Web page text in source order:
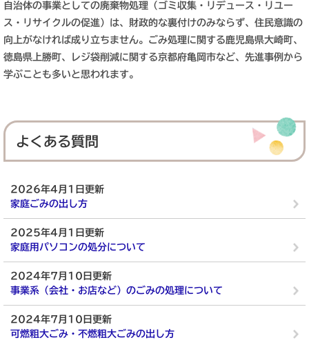
自治体の事業としての廃棄物処理（ゴミ収集・リデュース・リユー
ス・リサイクルの促進）は、財政的な裏付けのみならず、住民意識の
向上がなければ成り立ちません。ごみ処理に関する鹿児島県大崎町、
徳島県上勝町、レジ袋削減に関する京都府亀岡市など、先進事例から
学ぶことも多いと思われます。
よくある質問
2026年4月1日更新
家庭ごみの出し方
2025年4月1日更新
家庭用パソコンの処分について
2024年7月10日更新
事業系（会社・お店など）のごみの処理について
2024年7月10日更新
可燃粗大ごみ・不燃粗大ごみの出し方